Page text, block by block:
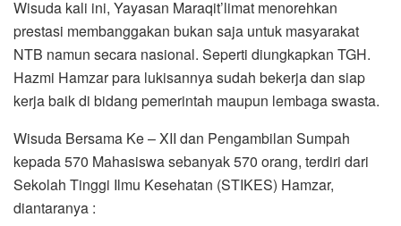
Wisuda kali ini, Yayasan Maraqit’limat menorehkan
prestasi membanggakan bukan saja untuk masyarakat
NTB namun secara nasional. Seperti diungkapkan TGH.
Hazmi Hamzar para lukisannya sudah bekerja dan siap
kerja baik di bidang pemerintah maupun lembaga swasta.
Wisuda Bersama Ke – XII dan Pengambilan Sumpah
kepada 570 Mahasiswa sebanyak 570 orang, terdiri dari
Sekolah Tinggi Ilmu Kesehatan (STIKES) Hamzar,
diantaranya :